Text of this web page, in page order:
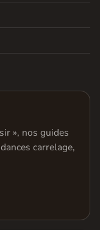
», nos guides
carrelage,